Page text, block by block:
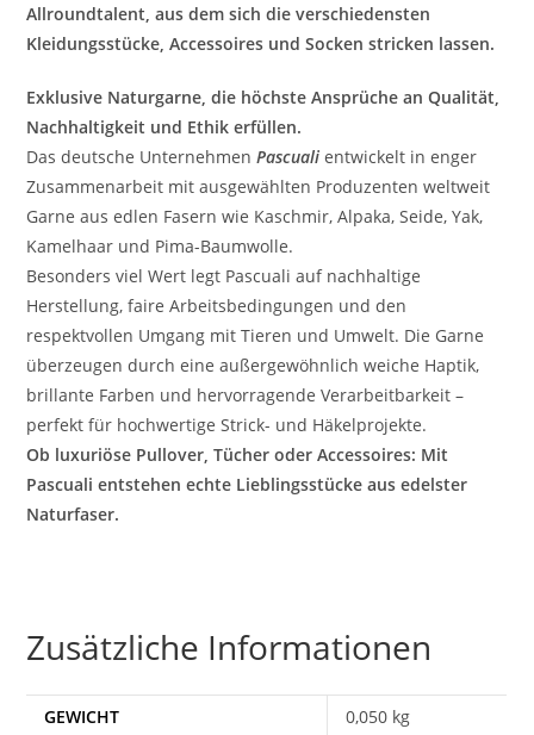
Allroundtalent, aus dem sich die verschiedensten
Kleidungsstücke, Accessoires und Socken stricken lassen.
Exklusive Naturgarne, die höchste Ansprüche an Qualität,
Nachhaltigkeit und Ethik erfüllen.
Das deutsche UnternehmenPascuali entwickelt in enger
Zusammenarbeit mit ausgewählten Produzenten weltweit
Garne aus edlen Fasern wie Kaschmir, Alpaka, Seide, Yak,
Kamelhaar und Pima-Baumwolle.
Besonders viel Wert legt Pascuali auf nachhaltige
Herstellung, faire Arbeitsbedingungen und den
respektvollen Umgang mit Tieren und Umwelt. Die Garne
überzeugen durch eine außergewöhnlich weiche Haptik,
brillante Farben und hervorragende Verarbeitbarkeit –
perfekt für hochwertige Strick- und Häkelprojekte.
Ob luxuriöse Pullover, Tücher oder Accessoires: Mit
Pascuali entstehen echte Lieblingsstücke aus edelster
Naturfaser.
Zusätzliche Informationen
GEWICHT 0,050 kg